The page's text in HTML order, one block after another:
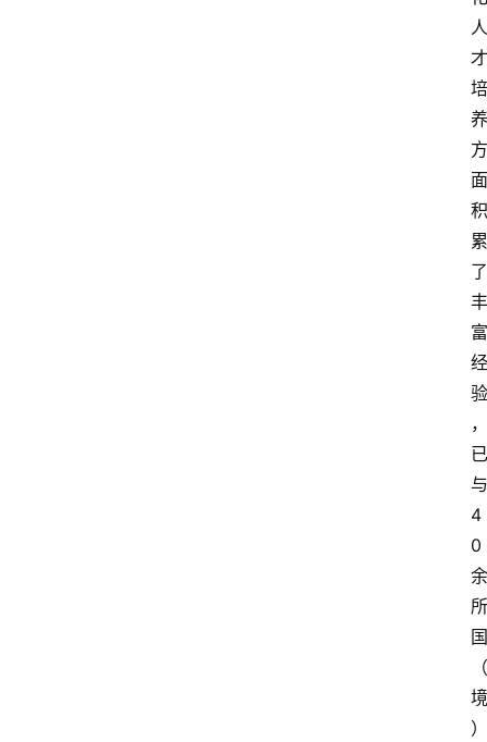
人
才
培
养
方
面
积
累
了
丰
富
经
验
，
已
与
4
0
余
所
国
（
境
）